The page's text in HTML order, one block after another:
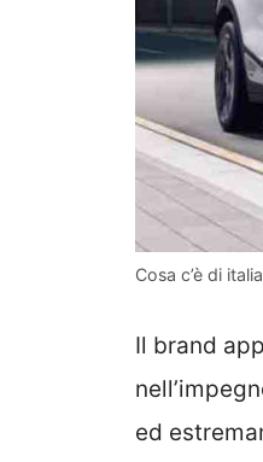
Cosa c’è di
Il brand
ed